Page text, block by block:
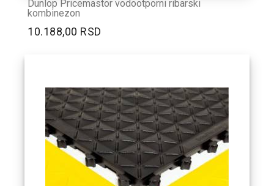
Dunlop Pricemastor vodootporni ribarski
kombinezon
10.188,00 RSD